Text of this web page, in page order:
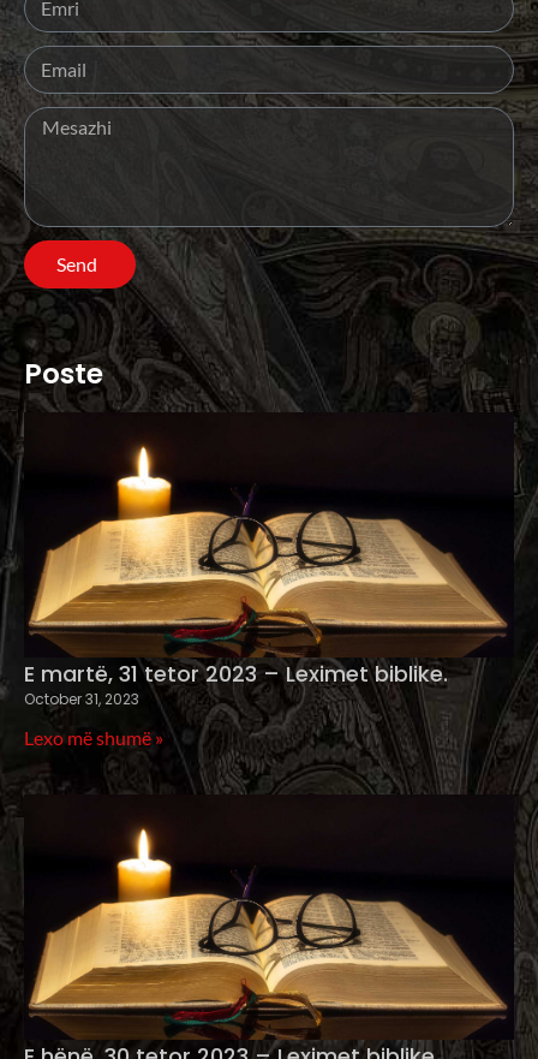
Send
Poste
E martë, 31 tetor 2023 – Leximet biblike.
October 31, 2023
Lexo më shumë »